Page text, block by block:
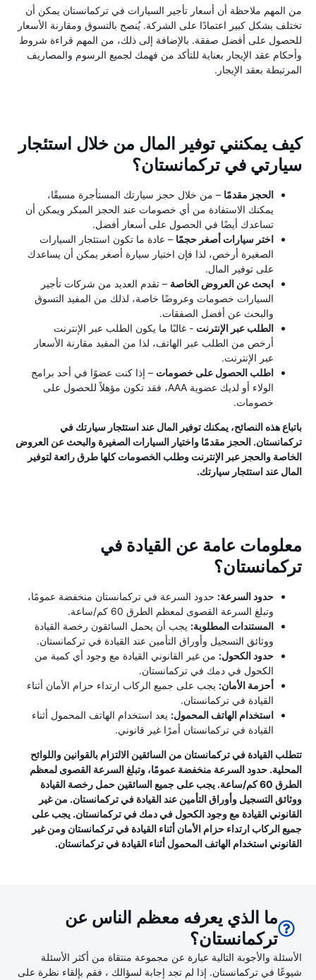
من المهم ملاحظة أن أسعار تأجير السيارات في تركمانستان يمكن أن
تختلف بشكل كبير اعتمادًا على الشركة. يُنصح بالتسوق ومقارنة الأسعار
للحصول على أفضل صفقة. بالإضافة إلى ذلك، من المهم قراءة شروط
وأحكام عقد الإيجار بعناية للتأكد من فهمك لجميع الرسوم والمصاريف
المرتبطة بعقد الإيجار.
كيف يمكنني توفير المال من خلال استئجار
سيارتي في تركمانستان؟
الحجز مقدمًا – من خلال حجز سيارتك المستأجرة مسبقًا،
يمكنك الاستفادة من أي خصومات عند الحجز المبكر ويمكن أن
تساعدك أيضًا في الحصول على أسعار أفضل.
اختر سيارات أصغر حجمًا – عادة ما تكون استئجار السيارات
الصغيرة أرخص، لذا فإن اختيار سيارة أصغر يمكن أن يساعدك
على توفير المال.
ابحث عن العروض الخاصة – تقدم العديد من شركات تأجير
السيارات خصومات وعروضًا خاصة، لذلك من المفيد التسوق
والبحث عن أفضل الصفقات.
الطلب عبر الإنترنت - غالبًا ما يكون الطلب عبر الإنترنت
أرخص من الطلب عبر الهاتف، لذا من المفيد مقارنة الأسعار
عبر الإنترنت.
اطلب الحصول على خصومات – إذا كنت عضوًا في أحد برامج
الولاء أو لديك عضوية AAA، فقد تكون مؤهلاً للحصول على
خصومات.
باتباع هذه النصائح، يمكنك توفير المال عند استئجار سيارتك في
تركمانستان. الحجز مقدمًا واختيار السيارات الصغيرة والبحث عن العروض
الخاصة والحجز عبر الإنترنت وطلب الخصومات كلها طرق رائعة لتوفير
المال عند استئجار سيارتك.
معلومات عامة عن القيادة في
تركمانستان؟
حدود السرعة: حدود السرعة في تركمانستان منخفضة عمومًا،
وتبلغ السرعة القصوى لمعظم الطرق 60 كم/ساعة.
المستندات المطلوبة: يجب أن يحمل السائقون رخصة القيادة
ووثائق التسجيل وأوراق التأمين عند القيادة في تركمانستان.
حدود الكحول: من غير القانوني القيادة مع وجود أي كمية من
الكحول في دمك في تركمانستان.
أحزمة الأمان: يجب على جميع الركاب ارتداء حزام الأمان أثناء
القيادة في تركمانستان.
استخدام الهاتف المحمول: يعد استخدام الهاتف المحمول أثناء
القيادة في تركمانستان أمرًا غير قانوني.
تتطلب القيادة في تركمانستان من السائقين الالتزام بالقوانين واللوائح
المحلية. حدود السرعة منخفضة عمومًا، وتبلغ السرعة القصوى لمعظم
الطرق 60 كم/ساعة. يجب على جميع السائقين حمل رخصة القيادة
ووثائق التسجيل وأوراق التأمين عند القيادة في تركمانستان. من غير
القانوني القيادة مع وجود الكحول في دمك في تركمانستان. يجب على
جميع الركاب ارتداء حزام الأمان أثناء القيادة في تركمانستان ومن غير
القانوني استخدام الهاتف المحمول أثناء القيادة في تركمانستان.
ما الذي يعرفه معظم الناس عن
تركمانستان؟
الأسئلة والأجوبة التالية عبارة عن مجموعة منتقاة من أكثر الأسئلة
شيوعًا في تركمانستان. إذا لم تجد إجابة لسؤالك ، فقم بإلقاء نظرة على